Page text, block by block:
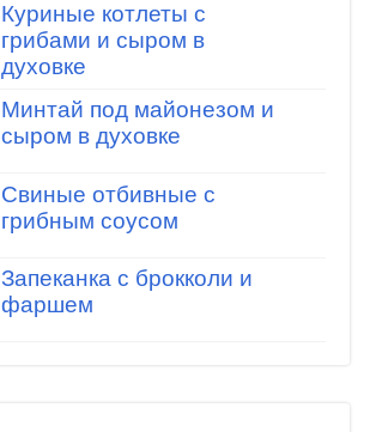
Куриные котлеты с
грибами и сыром в
духовке
Минтай под майонезом и
сыром в духовке
Свиные отбивные с
грибным соусом
Запеканка с брокколи и
фаршем